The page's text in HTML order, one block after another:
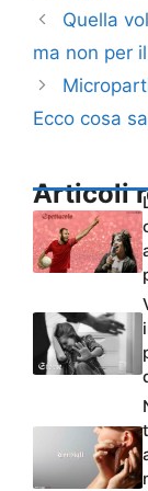
Quella
ma non per
Ecco cosa
Articoli